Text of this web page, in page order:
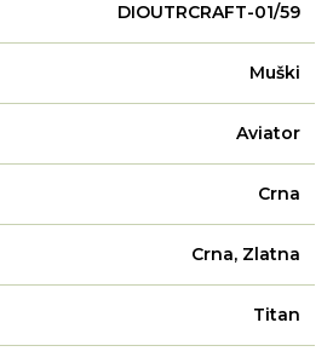
DIOUTRCRAFT-01/59
Muški
Aviator
Crna
Crna, Zlatna
Titan